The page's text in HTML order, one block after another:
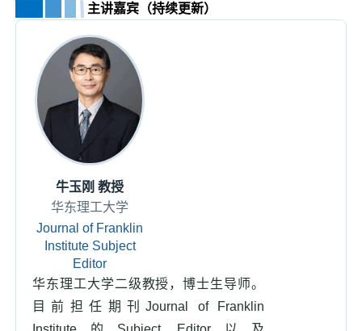
主讲嘉宾（持续更新）
牛玉刚 教授
华东理工大学
Journal of Franklin
Institute Subject
Editor
华东理工大学二级教授，博士生导师。
目前担任期刊Journal of Franklin